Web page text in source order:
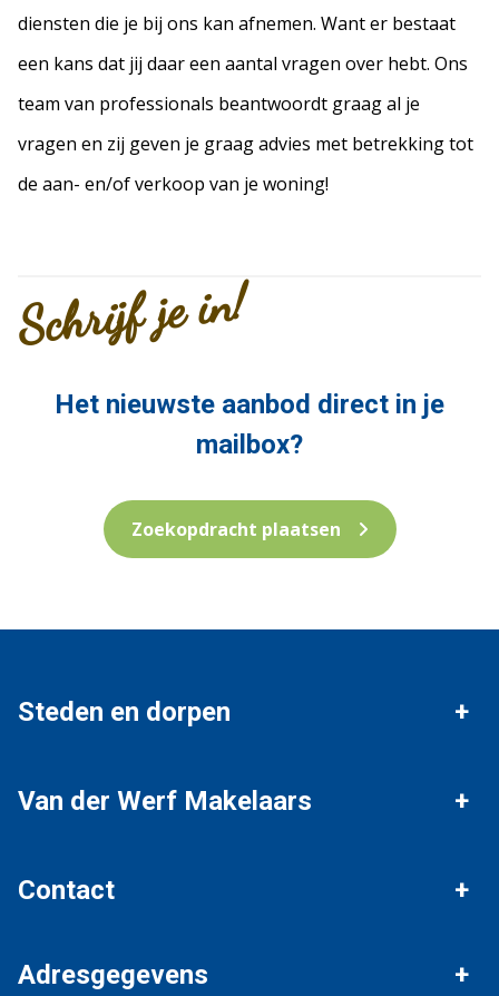
diensten die je bij ons kan afnemen. Want er bestaat
een kans dat jij daar een aantal vragen over hebt. Ons
team van professionals beantwoordt graag al je
vragen en zij geven je graag advies met betrekking tot
de aan- en/of verkoop van je woning!
Het nieuwste aanbod direct in je
mailbox?
Schrijf je in!
Zoekopdracht plaatsen
Steden en dorpen
Everdingen
Van der Werf Makelaars
Blog
Contact
0347 37 13 24
Adresgegevens